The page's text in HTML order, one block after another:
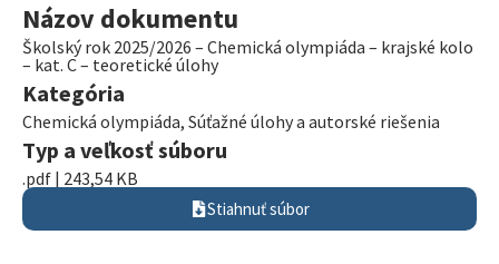
Názov dokumentu
Školský rok 2025/2026 – Chemická olympiáda – krajské kolo
– kat. C – teoretické úlohy
Kategória
Chemická olympiáda, Súťažné úlohy a autorské riešenia
Typ a veľkosť súboru
.pdf | 243,54 KB
Stiahnuť súbor